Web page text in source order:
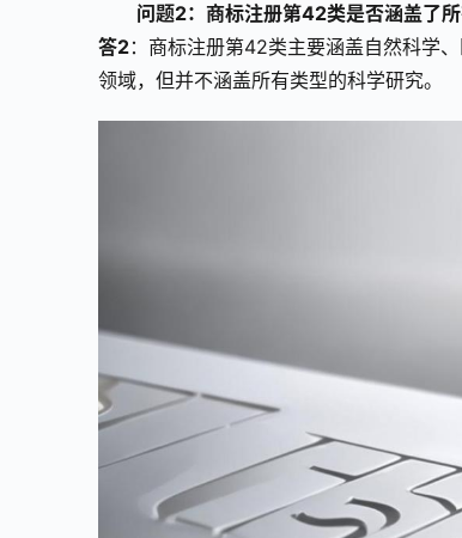
问题2：商标注册第42类是否涵盖了所
答2：商标注册第42类主要涵盖自然科学
领域，但并不涵盖所有类型的科学研究。